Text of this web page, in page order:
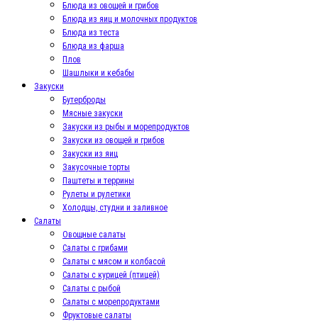
Блюда из овощей и грибов
Блюда из яиц и молочных продуктов
Блюда из теста
Блюда из фарша
Плов
Шашлыки и кебабы
Закуски
Бутерброды
Мясные закуски
Закуски из рыбы и морепродуктов
Закуски из овощей и грибов
Закуски из яиц
Закусочные торты
Паштеты и террины
Рулеты и рулетики
Холодцы, студни и заливное
Салаты
Овощные салаты
Салаты с грибами
Салаты с мясом и колбасой
Салаты с курицей (птицей)
Салаты с рыбой
Салаты с морепродуктами
Фруктовые салаты